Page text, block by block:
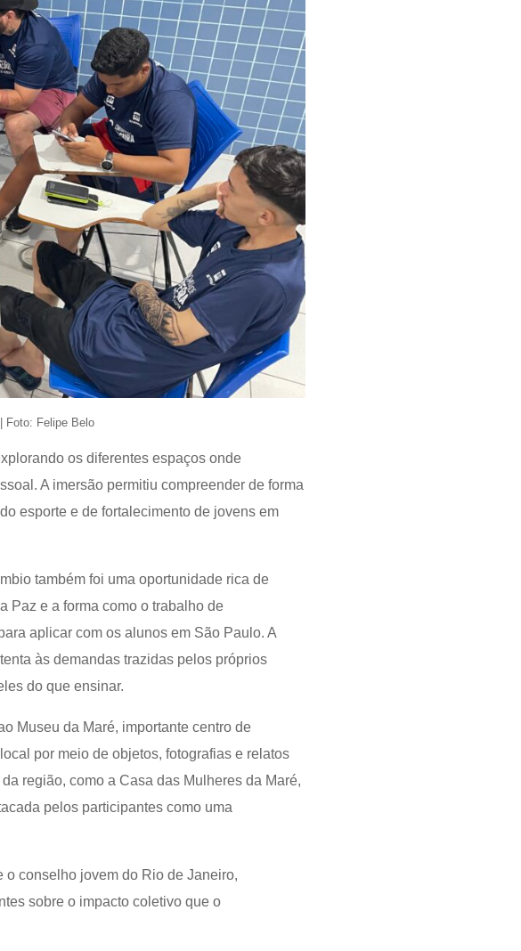
Foto: Felipe Belo
os diferentes espaços onde
A imersão permitiu compreender de forma
esporte e de fortalecimento de jovens em
também foi uma oportunidade rica de
Paz e a forma como o trabalho de
aplicar com os alunos em São Paulo. A
às demandas trazidas pelos próprios
do que ensinar.
Museu da Maré, importante centro de
por meio de objetos, fotografias e relatos
região, como a Casa das Mulheres da Maré,
pelos participantes como uma
conselho jovem do Rio de Janeiro,
sobre o impacto coletivo que o